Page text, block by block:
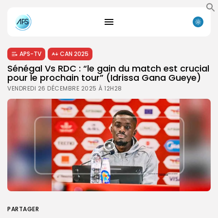
APS-TV CAN 2025
Sénégal Vs RDC : “le gain du match est crucial
pour le prochain tour” (Idrissa Gana Gueye)
VENDREDI 26 DÉCEMBRE 2025 À 12H28
PARTAGER